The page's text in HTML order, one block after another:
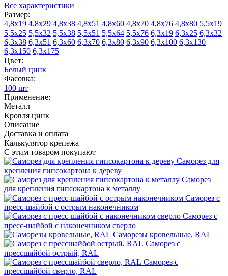
Все характеристики
Размер:
4,8х19 4,8х29 4,8х38 4,8х51 4,8х60 4,8х70 4,8х76 4,8х80 5,5х19
5,5х25 5,5х32 5,5х38 5,5х51 5,5х64 5,5х76 6,3х19 6,3х25 6,3х32
6,3х38 6,3х51 6,3х60 6,3х70 6,3х80 6,3х90 6,3х100 6,3х130
6,3х150 6,3х175
Цвет:
Белый цинк
Фасовка:
100 шт
Применение:
Металл
Кровля цинк
Описание
Доставка и оплата
Калькулятор крепежа
С этим товаром покупают
Саморез для
крепления гипсокартона к дереву
Саморез
для крепления гипсокартона к металлу
Саморез с
пресс‑шайбой с острым наконечником
Саморез с
пресс‑шайбой с наконечником сверло
Саморезы кровельные, RAL
Саморез с
прессшайбой острый, RAL
Саморез с
прессшайбой сверло, RAL